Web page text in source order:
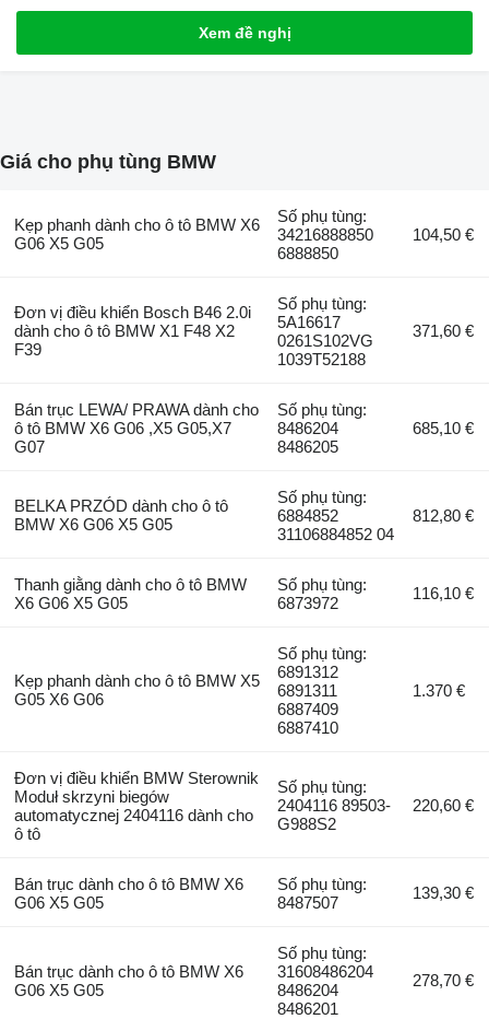
Xem đề nghị
Giá cho phụ tùng BMW
Kẹp phanh dành cho ô tô BMW X6
G06 X5 G05
Số phụ tùng:
34216888850
6888850
104,50 €
Đơn vị điều khiển Bosch B46 2.0i
dành cho ô tô BMW X1 F48 X2
F39
Số phụ tùng:
5A16617
0261S102VG
1039T52188
371,60 €
Bán trục LEWA/ PRAWA dành cho
ô tô BMW X6 G06 ,X5 G05,X7
G07
Số phụ tùng:
8486204
8486205
685,10 €
BELKA PRZÓD dành cho ô tô
BMW X6 G06 X5 G05
Số phụ tùng:
6884852
31106884852 04
812,80 €
Thanh giằng dành cho ô tô BMW
X6 G06 X5 G05
Số phụ tùng:
6873972
116,10 €
Kẹp phanh dành cho ô tô BMW X5
G05 X6 G06
Số phụ tùng:
6891312
6891311
6887409
6887410
1.370 €
Đơn vị điều khiển BMW Sterownik
Moduł skrzyni biegów
automatycznej 2404116 dành cho
ô tô
Số phụ tùng:
2404116 89503-
G988S2
220,60 €
Bán trục dành cho ô tô BMW X6
G06 X5 G05
Số phụ tùng:
8487507
139,30 €
Bán trục dành cho ô tô BMW X6
G06 X5 G05
Số phụ tùng:
31608486204
8486204
8486201
278,70 €